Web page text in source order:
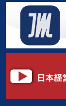
プロ経営者
会長 会社数